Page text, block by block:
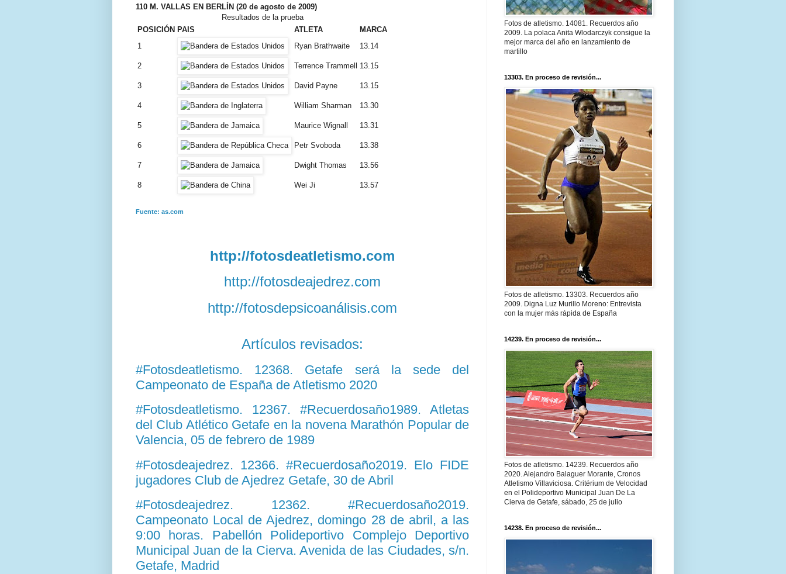
110 M. VALLAS EN BERLÍN (20 de agosto de 2009)
Resultados de la prueba
POSICIÓN PAIS ATLETA
MARCA
1
Ryan Brathwaite 13.14
2 Terrence Trammell 13.15
3 David Payne 13.15
4 William Sharman 13.30
5 Maurice Wignall 13.31
6 Petr Svoboda 13.38
7 Dwight Thomas 13.56
8 Wei Ji 13.57
Fuente: as.com
http://fotosdeatletismo.com
http://fotosdeajedrez.com
http://fotosdepsicoanálisis.com
Artículos revisados:
#Fotosdeatletismo. 12368. Getafe será la sede del
Campeonato de España de Atletismo 2020
#Fotosdeatletismo. 12367. #Recuerdosaño1989. Atletas
del Club Atlético Getafe en la novena Marathón Popular de
Valencia, 05 de febrero de 1989
#Fotosdeajedrez. 12366. #Recuerdosaño2019. Elo FIDE
jugadores Club de Ajedrez Getafe, 30 de Abril
#Fotosdeajedrez. 12362. #Recuerdosaño2019.
Campeonato Local de Ajedrez, domingo 28 de abril, a las
9:00 horas. Pabellón Polideportivo Complejo Deportivo
Municipal Juan de la Cierva. Avenida de las Ciudades, s/n.
Getafe, Madrid
Fotos de atletismo. 14081. Recuerdos año
2009. La polaca Anita Wlodarczyk consigue la
mejor marca del año en lanzamiento de
martillo
13303. En proceso de revisión...
Fotos de atletismo. 13303. Recuerdos año
2009. Digna Luz Murillo Moreno: Entrevista
con la mujer más rápida de España
14239. En proceso de revisión...
Fotos de atletismo. 14239. Recuerdos año
2020. Alejandro Balaguer Morante, Cronos
Atletismo Villaviciosa. Critérium de Velocidad
en el Polideportivo Municipal Juan De La
Cierva de Getafe, sábado, 25 de julio
14238. En proceso de revisión...